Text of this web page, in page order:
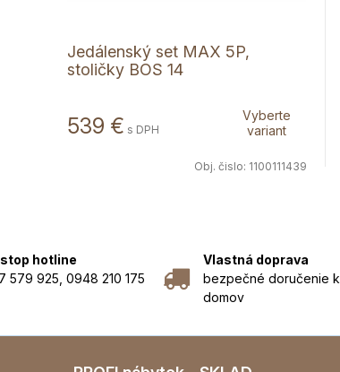
Jedálenský set MAX 5P,
stoličky BOS 14
539 € s DPH
Vyberte
variant
Obj. čislo: 1100111439
hotline
579 925, 0948 210 175
Vlastná doprava
bezpečné doručenie
domov